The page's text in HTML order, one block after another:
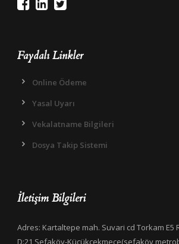
Faydalı Linkler
Online Ödeme
Yasal Uyarı
Vekalatname Bilgileri
Dosya Takip Sistemi
İletişim Bilgileri
Adres: Kartaltepe mah. Suvari cd Torkam E5
D:21 Sefaköy-Küçükçekmece(sefaköy